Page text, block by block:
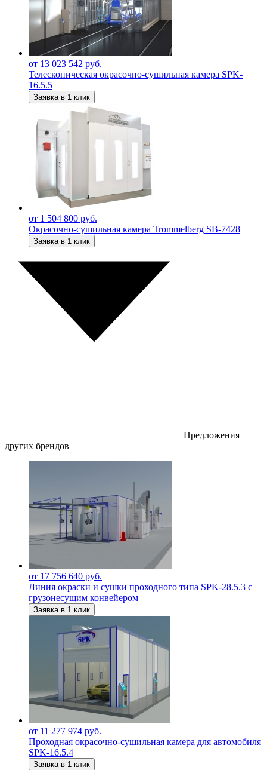
от 13 023 542 руб.
Телескопическая окрасочно-сушильная камера SPK-
16.5.5
Заявка в 1 клик
от 1 504 800 руб.
Окрасочно-сушильная камера Trommelberg SB-7428
Заявка в 1 клик
Предложения
других брендов
от 17 756 640 руб.
Линия окраски и сушки проходного типа SPK-28.5.3 с
грузонесущим конвейером
Заявка в 1 клик
от 11 277 974 руб.
Проходная окрасочно-сушильная камера для автомобиля
SPK-16.5.4
Заявка в 1 клик